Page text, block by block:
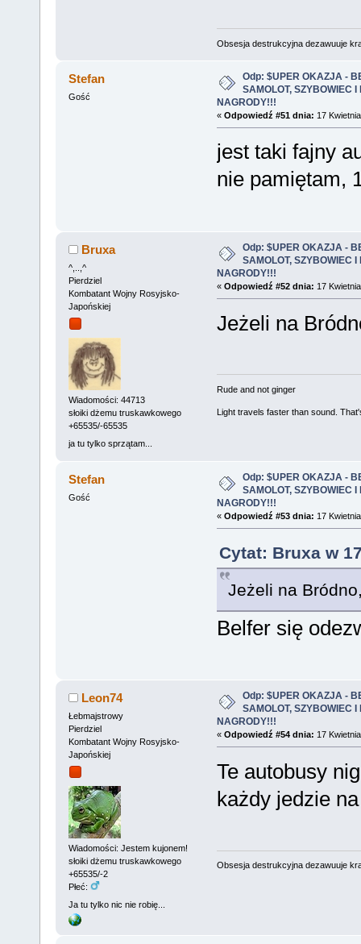
Obsesja destrukcyjna dezawuuje
Stefan
Gość
Odp: $UPER OKAZJA -
SAMOLOT, SZYBOWIEC I
NAGRODY!!!
« Odpowiedź #51 dnia: 17
jest taki fajny
nie pamiętam,
Bruxa
^,..,^
Pierdziel
Kombatant Wojny Rosyjsko-
Japońskiej
Wiadomości: 44713
słoiki dżemu truskawkowego
+65535/-65535
ja tu tylko sprzątam...
Odp: $UPER OKAZJA -
SAMOLOT, SZYBOWIEC I
NAGRODY!!!
« Odpowiedź #52 dnia: 17
Jeżeli na
Rude and not ginger
Light travels faster than sound.
Stefan
Gość
Odp: $UPER OKAZJA -
SAMOLOT, SZYBOWIEC I
NAGRODY!!!
« Odpowiedź #53 dnia: 17
Cytat: Bruxa w
Jeżeli na
Belfer się
Leon74
Łebmajstrowy
Pierdziel
Kombatant Wojny Rosyjsko-
Japońskiej
Wiadomości: Jestem kujonem!
słoiki dżemu truskawkowego
+65535/-2
Płeć:
Ja tu tylko nic nie robię...
Odp: $UPER OKAZJA -
SAMOLOT, SZYBOWIEC I
NAGRODY!!!
« Odpowiedź #54 dnia: 17
Te autobusy
każdy jedzie
Obsesja destrukcyjna dezawuuje